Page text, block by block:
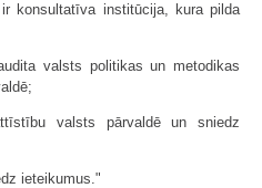
konsultatīva institūcija, kura pilda
valsts politikas un metodikas
valsts pārvaldē un sniedz
ieteikumus."